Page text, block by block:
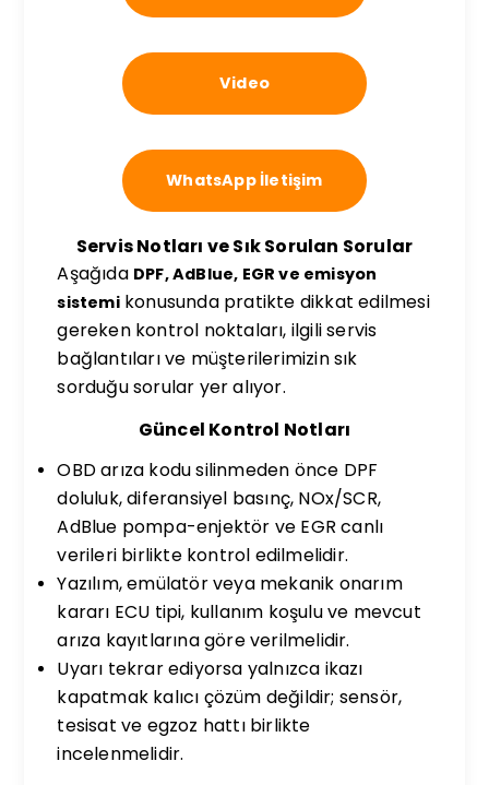
Video
WhatsApp İletişim
Servis Notları ve Sık Sorulan Sorular
Aşağıda DPF, AdBlue, EGR ve emisyon
sistemikonusunda pratikte dikkat edilmesi
gereken kontrol noktaları, ilgili servis
bağlantıları ve müşterilerimizin sık
sorduğu sorular yer alıyor.
Güncel Kontrol Notları
OBD arıza kodu silinmeden önce DPF
doluluk, diferansiyel basınç, NOx/SCR,
AdBlue pompa-enjektör ve EGR canlı
verileri birlikte kontrol edilmelidir.
Yazılım, emülatör veya mekanik onarım
kararı ECU tipi, kullanım koşulu ve mevcut
arıza kayıtlarına göre verilmelidir.
Uyarı tekrar ediyorsa yalnızca ikazı
kapatmak kalıcı çözüm değildir; sensör,
tesisat ve egzoz hattı birlikte
incelenmelidir.